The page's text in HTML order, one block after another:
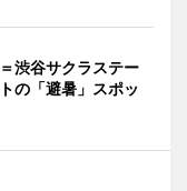
渋谷サクラステー
の「避暑」スポッ